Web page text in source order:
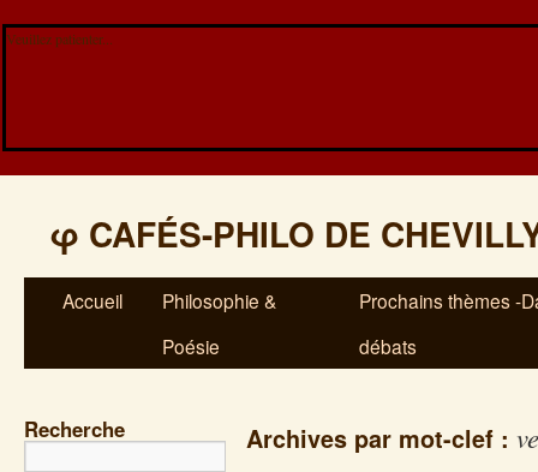
Veuillez patienter...
φ CAFÉS-PHILO DE
Accueil
Philosophie &
Poésie
Prochains thèmes -
débats
Recherche Archives par mot-clef :